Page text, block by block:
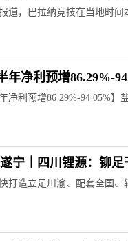
道，巴拉纳竞技在当地时间
年净利预增86.29%-
净利预增86 29%-94 05%】
宁｜四川锂源：铆
100亿元
打造立足川渝、配套全国、